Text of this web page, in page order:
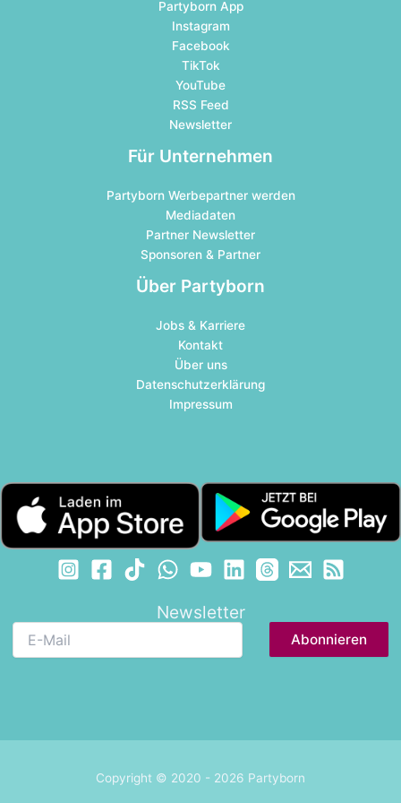
Partyborn App
Instagram
Facebook
TikTok
YouTube
RSS Feed
Newsletter
Für Unternehmen
Partyborn Werbepartner werden
Mediadaten
Partner Newsletter
Sponsoren & Partner
Über Partyborn
Jobs & Karriere
Kontakt
Über uns
Datenschutzerklärung
Impressum
Newsletter
E-
Mail
Copyright © 2020 - 2026 Partyborn